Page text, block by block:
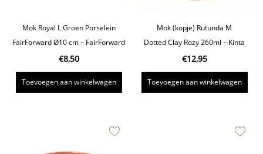
Mok Royal L Groen Porselein
FairForward Ø10 cm – FairForward
€8,50
Toevoegen aan winkelwagen
Mok (kopje) Rutunda M
Dotted Clay Rozy 260ml – Kinta
€12,95
Toevoegen aan winkelwagen